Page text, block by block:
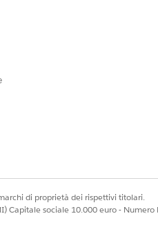
di proprietà dei rispettivi titolari.
Capitale sociale 10.000 euro - Numero